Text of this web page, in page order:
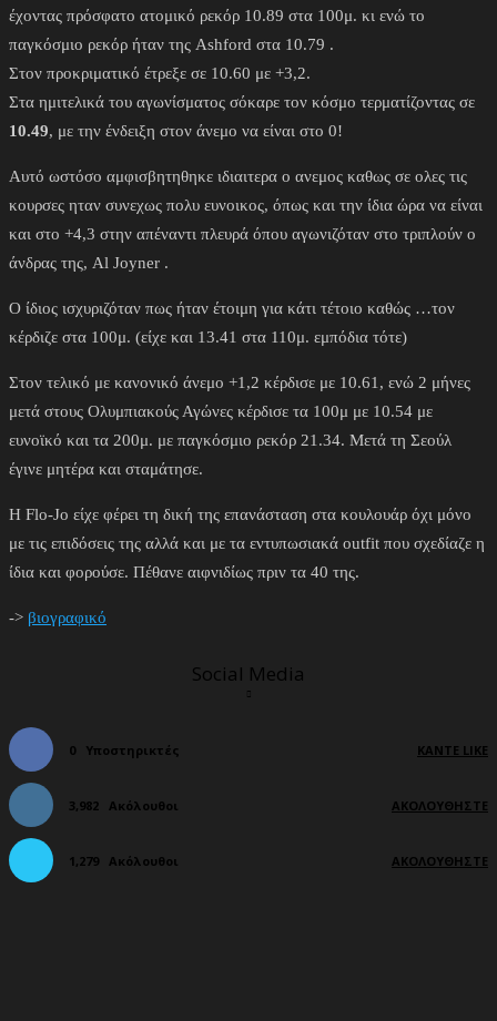
έχοντας πρόσφατο ατομικό ρεκόρ 10.89 στα 100μ. κι ενώ το
παγκόσμιο ρεκόρ ήταν της Ashford στα 10.79 .
Στον προκριματικό έτρεξε σε 10.60 με +3,2.
Στα ημιτελικά του αγωνίσματος σόκαρε τον κόσμο τερματίζοντας σε
10.49, με την ένδειξη στον άνεμο να είναι στο 0!
Αυτό ωστόσο αμφισβητηθηκε ιδιαιτερα ο ανεμος καθως σε ολες τις
κουρσες ηταν συνεχως πολυ ευνοικος, όπως και την ίδια ώρα να είναι
και στο +4,3 στην απέναντι πλευρά όπου αγωνιζόταν στο τριπλούν ο
άνδρας της, Al Joyner .
Ο ίδιος ισχυριζόταν πως ήταν έτοιμη για κάτι τέτοιο καθώς …τον
κέρδιζε στα 100μ. (είχε και 13.41 στα 110μ. εμπόδια τότε)
Στον τελικό με κανονικό άνεμο +1,2 κέρδισε με 10.61, ενώ 2 μήνες
μετά στους Ολυμπιακούς Αγώνες κέρδισε τα 100μ με 10.54 με
ευνοϊκό και τα 200μ. με παγκόσμιο ρεκόρ 21.34. Μετά τη Σεούλ
έγινε μητέρα και σταμάτησε.
Η Flo-Jo είχε φέρει τη δική της επανάσταση στα κουλουάρ όχι μόνο
με τις επιδόσεις της αλλά και με τα εντυπωσιακά outfit που σχεδίαζε η
ίδια και φορούσε. Πέθανε αιφνιδίως πριν τα 40 της.
-> βιογραφικό
Social Media
0 Υποστηρικτές ΚΆΝΤΕ LIKE
3,982 Ακόλουθοι ΑΚΟΛΟΥΘΉΣΤΕ
1,279 Ακόλουθοι ΑΚΟΛΟΥΘΉΣΤΕ